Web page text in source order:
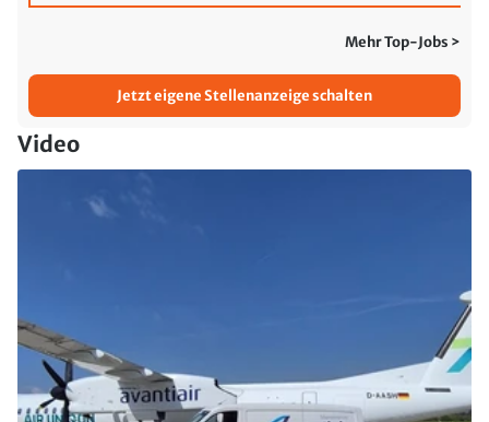
Mehr Top-Jobs >
Jetzt eigene Stellenanzeige schalten
Video